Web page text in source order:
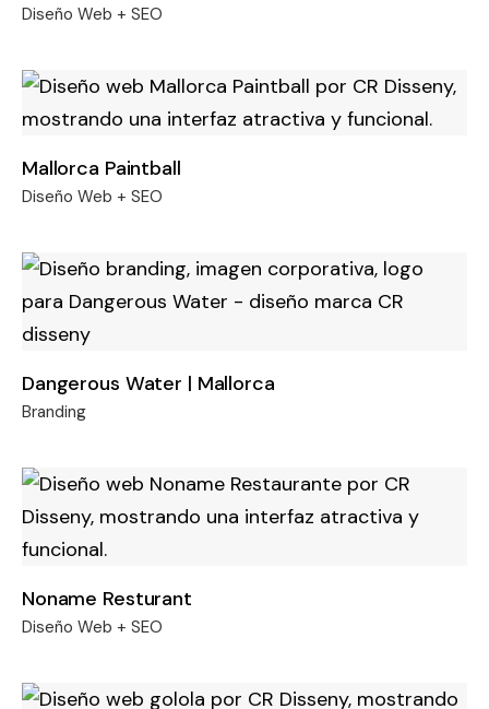
Diseño Web + SEO
Mallorca Paintball
Diseño Web + SEO
Dangerous Water | Mallorca
Branding
Noname Resturant
Diseño Web + SEO